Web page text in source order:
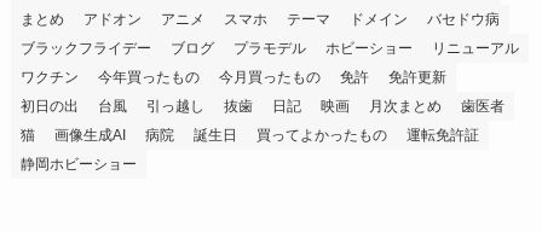
まとめ
アドオン アニメ スマホ テーマ ドメイン
バセドウ病
ブラックフライデー
ブログ プラモデル ホビーショー
リニューアル
ワクチン
今年買ったもの 今月買ったもの 免許
免許更新
初日の出
台風 引っ越し 抜歯 日記 映画 月次まとめ
歯医者
猫
画像生成AI 病院 誕生日 買ってよかったもの
運転免許証
静岡ホビーショー